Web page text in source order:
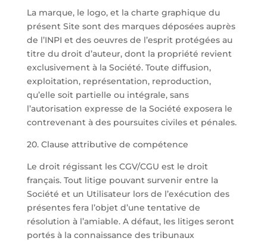
La marque, le logo, et la charte graphique du
présent Site sont des marques déposées auprès
de l’INPI et des oeuvres de l’esprit protégées au
titre du droit d’auteur, dont la propriété revient
exclusivement à la Société. Toute diffusion,
exploitation, représentation, reproduction,
qu’elle soit partielle ou intégrale, sans
l’autorisation expresse de la Société exposera le
contrevenant à des poursuites civiles et pénales.
20. Clause attributive de compétence
Le droit régissant les CGV/CGU est le droit
français. Tout litige pouvant survenir entre la
Société et un Utilisateur lors de l’exécution des
présentes fera l’objet d’une tentative de
résolution à l’amiable. A défaut, les litiges seront
portés à la connaissance des tribunaux